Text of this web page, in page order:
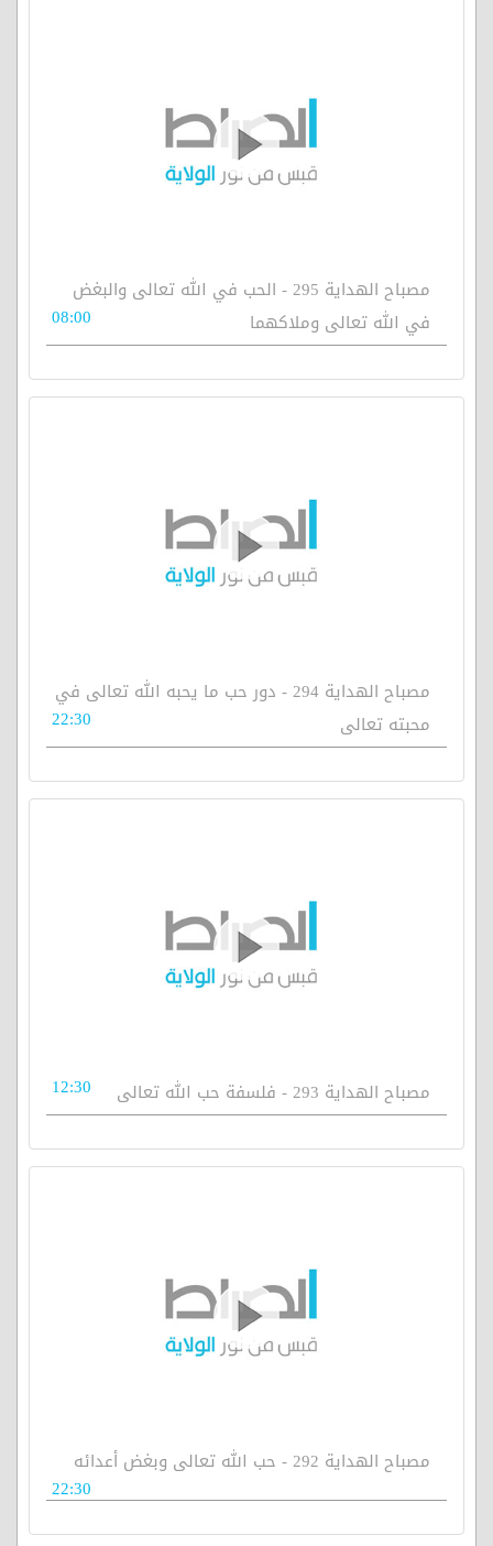
مصباح الهداية 295 - الحب في الله تعالى والبغض
في الله تعالى وملاكهما
08:00
مصباح الهداية 294 - دور حب ما يحبه الله تعالى في
محبته تعالى
22:30
مصباح الهداية 293 - فلسفة حب الله تعالى 12:30
مصباح الهداية 292 - حب الله تعالى وبغض أعدائه
22:30